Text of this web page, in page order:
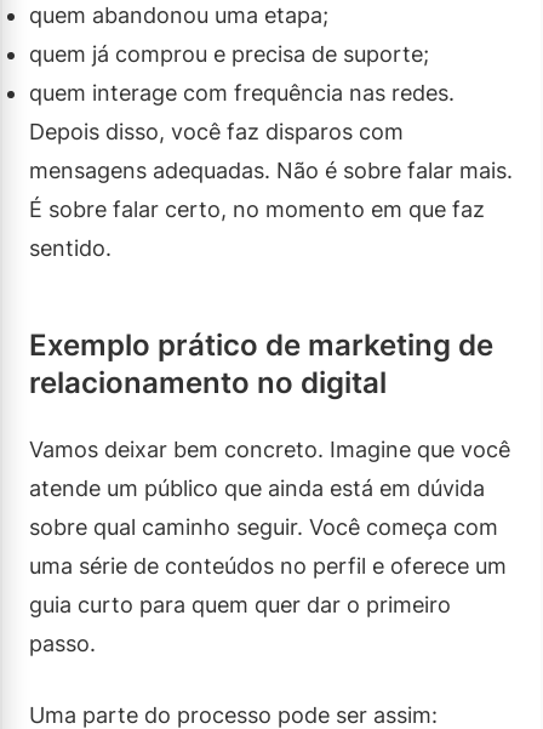
quem abandonou uma etapa;
quem já comprou e precisa de suporte;
quem interage com frequência nas redes.
Depois disso, você faz disparos com
mensagens adequadas. Não é sobre falar mais.
É sobre falar certo, no momento em que faz
sentido.
Exemplo prático de marketing de
relacionamento no digital
Vamos deixar bem concreto. Imagine que você
atende um público que ainda está em dúvida
sobre qual caminho seguir. Você começa com
uma série de conteúdos no perfil e oferece um
guia curto para quem quer dar o primeiro
passo.
Uma parte do processo pode ser assim: